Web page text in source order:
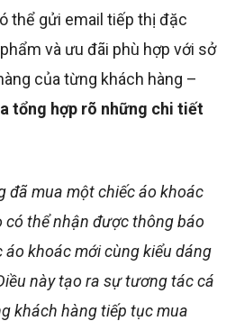
thể gửi email tiếp thị đặc
và ưu đãi phù hợp với sở
của từng khách hàng –
tổng hợp rõ những chi tiết
đã mua một chiếc áo khoác
có thể nhận được thông báo
áo khoác mới cùng kiểu dáng
này tạo ra sự tương tác cá
khách hàng tiếp tục mua